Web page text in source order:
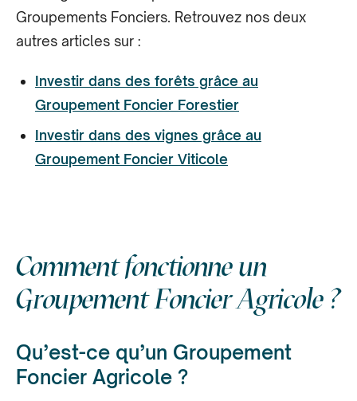
Groupements Fonciers. Retrouvez nos deux
autres articles sur :
Investir dans des forêts grâce au
Groupement Foncier Forestier
Investir dans des vignes grâce au
Groupement Foncier Viticole
Comment fonctionne un
Groupement Foncier Agricole ?
Qu’est-ce qu’un Groupement
Foncier Agricole ?